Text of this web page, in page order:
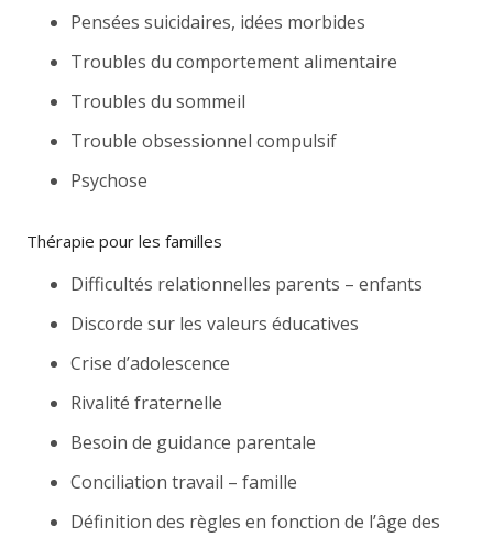
Pensées suicidaires, idées morbides
Troubles du comportement alimentaire
Troubles du sommeil
Trouble obsessionnel compulsif
Psychose
Thérapie pour les familles
Difficultés relationnelles parents – enfants
Discorde sur les valeurs éducatives
Crise d’adolescence
Rivalité fraternelle
Besoin de guidance parentale
Conciliation travail – famille
Définition des règles en fonction de l’âge des